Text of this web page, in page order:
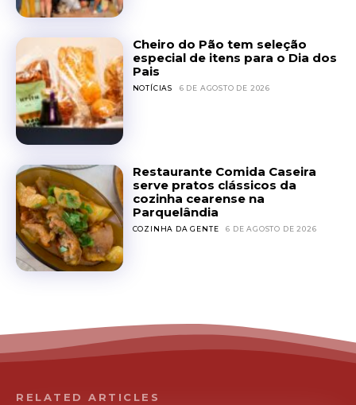
Cheiro do Pão tem seleção
especial de itens para o Dia dos
Pais
NOTÍCIAS 6 DE AGOSTO DE 2026
Restaurante Comida Caseira
serve pratos clássicos da
cozinha cearense na
Parquelândia
COZINHA DA GENTE 6 DE AGOSTO DE 2026
RELATED ARTICLES